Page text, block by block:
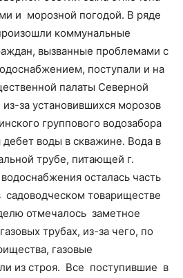
и морозной погодой. В ряде
коммунальные
вызванные проблемами с
поступали и на
палаты Северной
за установившихся морозов
группового водозабора
дебет воды в скважине. Вода в
трубе, питающей г.
осталась часть
садоводческом товариществе
отмечалось заметное
трубах, из-за чего, по
газовые
из строя. Все поступившие в